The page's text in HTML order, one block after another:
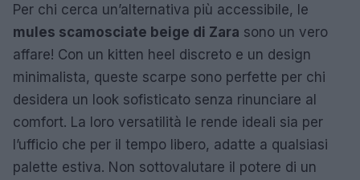
Per chi cerca un’alternativa più accessibile, le
mules scamosciate beige di Zara sono un vero
affare! Con un kitten heel discreto e un design
minimalista, queste scarpe sono perfette per chi
desidera un look sofisticato senza rinunciare al
comfort. La loro versatilità le rende ideali sia per
l’ufficio che per il tempo libero, adatte a qualsiasi
palette estiva. Non sottovalutare il potere di un